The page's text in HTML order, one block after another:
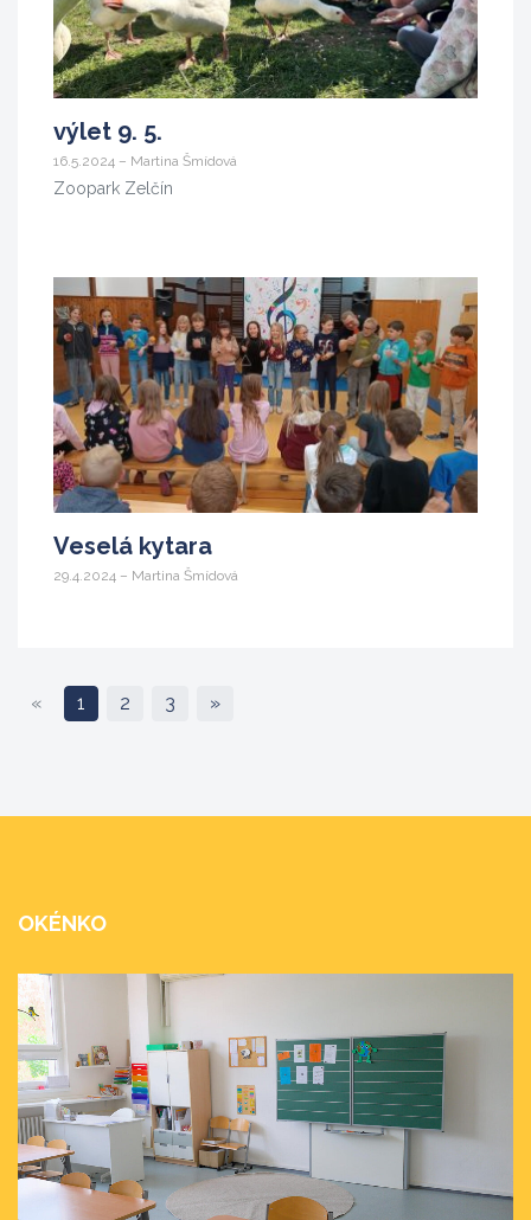
výlet 9. 5.
16.5.2024 – Martina Šmídová
Zoopark Zelčín
Veselá kytara
29.4.2024 – Martina Šmídová
« 1 2 3 »
OKÉNKO